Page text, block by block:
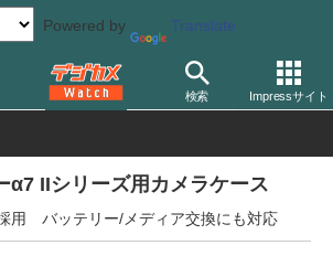
Powered by Translate
検索 Impressサイト
品 ボディケース その他
α7 IIシリーズ用カメラケース
用 バッテリー/メディア交換にも対応